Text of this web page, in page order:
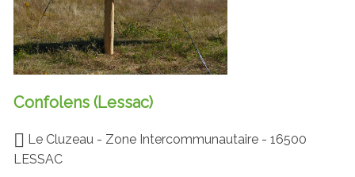
Confolens (Lessac)
Le Cluzeau - Zone Intercommunautaire - 16500
LESSAC